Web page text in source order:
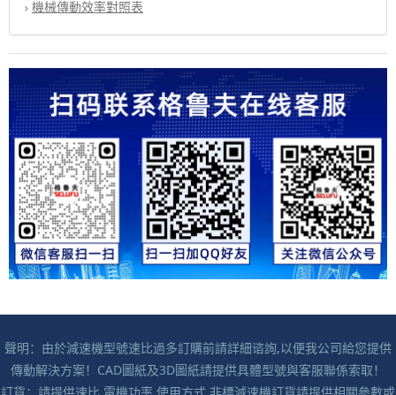
機械傳動效率對照表
聲明：由於減速機型號速比過多訂購前請詳細谘詢,以便我公司給您提供
傳動解決方案！CAD圖紙及3D圖紙請提供具體型號與客服聯係索取！